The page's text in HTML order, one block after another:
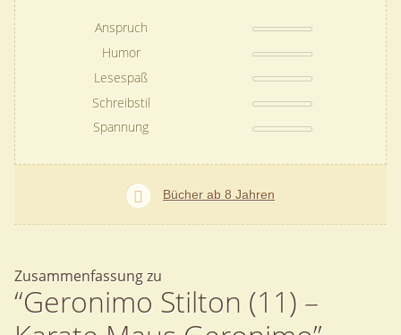
Anspruch
Humor
Lesespaß
Schreibstil
Spannung
Bücher ab 8 Jahren
Zusammenfassung zu
“Geronimo Stilton (11) –